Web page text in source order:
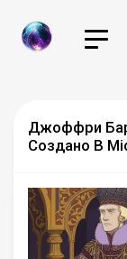
Джоффри
Создано В